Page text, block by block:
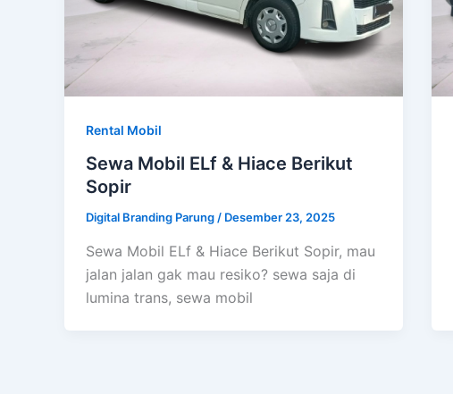
Rental Mobil
Sewa Mobil ELf & Hiace Berikut
Sopir
Digital Branding Parung/ Desember 23, 2025
Sewa Mobil ELf & Hiace Berikut Sopir, mau
jalan jalan gak mau resiko? sewa saja di
lumina trans, sewa mobil